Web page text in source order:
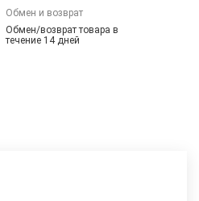
Обмен и возврат
Обмен/возврат товара в
течение 14 дней